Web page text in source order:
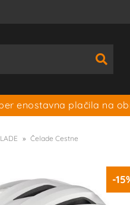
enostavna plačila na
Čelade Cestne
-